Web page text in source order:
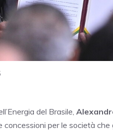
del Brasile,
concessioni per le società